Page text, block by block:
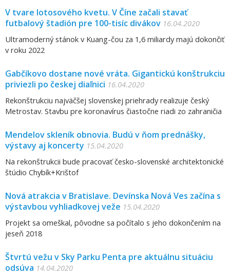
V tvare lotosového kvetu. V Číne začali stavať
futbalový štadión pre 100-tisíc divákov 16.04.2020
Ultramoderný stánok v Kuang-čou za 1,6 miliardy majú dokončiť
v roku 2022
Gabčíkovo dostane nové vráta. Gigantickú konštrukciu
priviezli po českej diaľnici 16.04.2020
Rekonštrukciu najväčšej slovenskej priehrady realizuje český
Metrostav. Stavbu pre koronavírus čiastočne riadi zo zahraničia
Mendelov skleník obnovia. Budú v ňom prednášky,
výstavy aj koncerty 15.04.2020
Na rekonštrukcii bude pracovať česko-slovenské architektonické
štúdio Chybík+Krištof
Nová atrakcia v Bratislave. Devínska Nová Ves začína s
výstavbou vyhliadkovej veže 15.04.2020
Projekt sa omeškal, pôvodne sa počítalo s jeho dokončením na
jeseň 2018
Štvrtú vežu v Sky Parku Penta pre aktuálnu situáciu
odsúva 14.04.2020